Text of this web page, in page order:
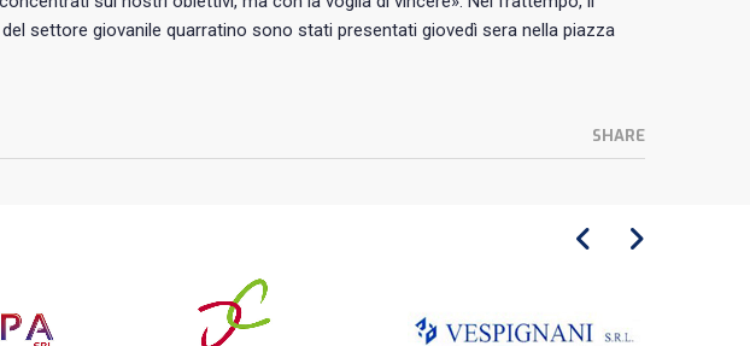
settore giovanile quarratino sono stati presentati giovedì sera nella piazza
SHARE